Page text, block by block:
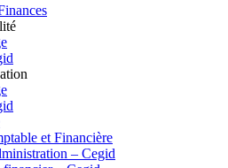
et Financière
– Cegid